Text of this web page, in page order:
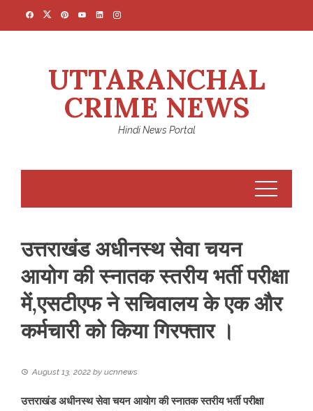
UTTARANCHAL
CRIME NEWS
Hindi News Portal
उत्तराखंड अधीनस्थ सेवा चयन
आयोग की स्नातक स्तरीय भर्ती परीक्षा
में,एसटीएफ ने सचिवालय के एक और
कर्मचारी को किया गिरफ्तार ।
August 13, 2022 by ucnnews
उत्तराखंड अधीनस्थ सेवा चयन आयोग की स्नातक स्तरीय भर्ती परीक्षा